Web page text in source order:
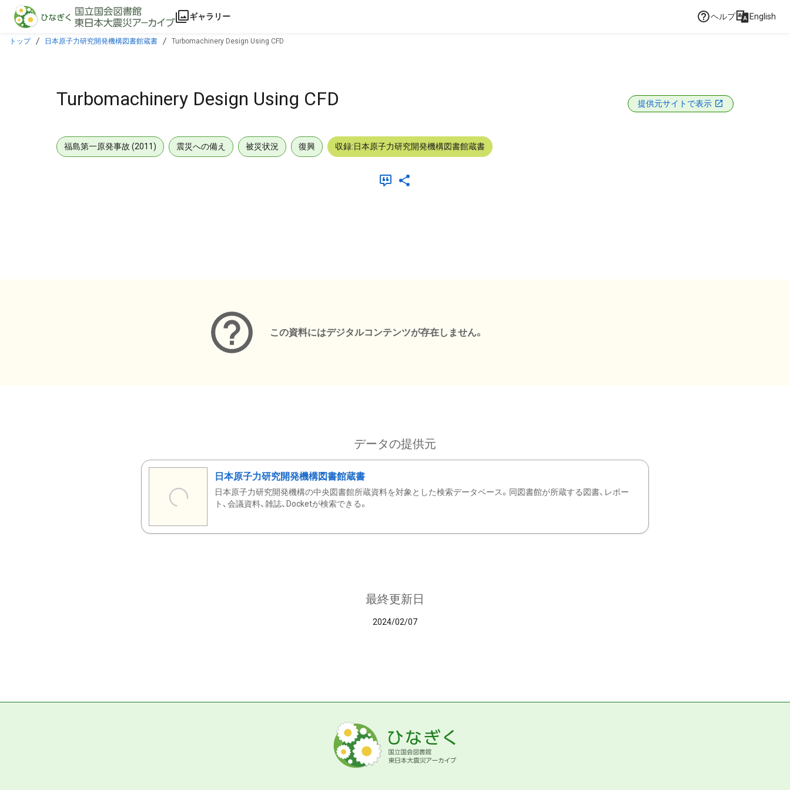
本文に飛ぶ
ギャラリー ヘルプ English
トップ 日本原子力研究開発機構図書館蔵書 Turbomachinery Design Using CFD
Turbomachinery Design Using CFD 提供元サイトで表示
福島第一原発事故 (2011) 震災への備え 被災状況 復興 収録:日本原子力研究開発機構図書館蔵書
この資料にはデジタルコンテンツが存在しません。
データの提供元
日本原子力研究開発機構図書館蔵書
日本原子力研究開発機構の中央図書館所蔵資料を対象とした検索データベース。同図書館が所蔵する図書、レポー
ト、会議資料、雑誌、Docketが検索できる。
最終更新日
2024/02/07